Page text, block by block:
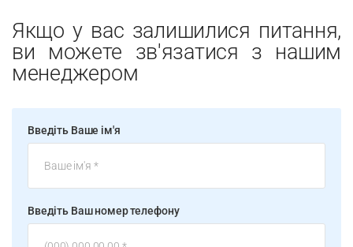
Якщо у вас залишилися питання,
ви можете зв'язатися з нашим
менеджером
Введіть Ваше ім'я
Введіть Ваш номер телефону